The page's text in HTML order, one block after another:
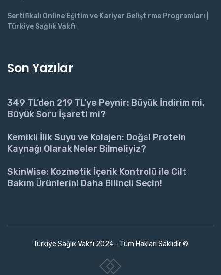
Sertifikalı Online Eğitim ve Kariyer Geliştirme Programları |
Türkiye Sağlık Vakfı
Son Yazılar
349 TL’den 219 TL’ye Peynir: Büyük İndirim mi,
Büyük Soru İşareti mi?
Kemikli İlik Suyu ve Kolajen: Doğal Protein
Kaynağı Olarak Neler Bilmeliyiz?
SkinWise: Kozmetik İçerik Kontrolü ile Cilt
Bakım Ürünlerini Daha Bilinçli Seçin!
Türkiye Sağlık Vakfı 2024 - Tüm Hakları Saklıdır ©
www.collectivepeople.com.tr